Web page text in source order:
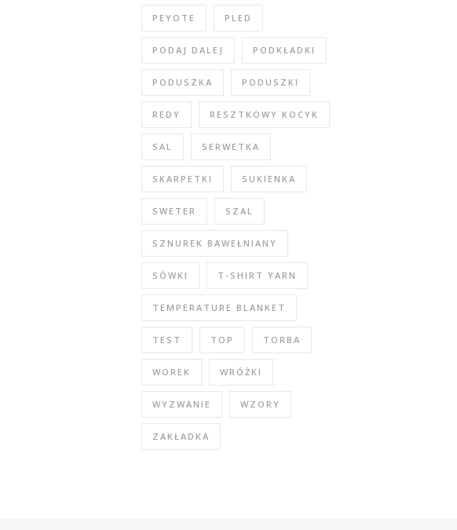
PEYOTE PLED
PODAJ DALEJ PODKŁADKI
PODUSZKA PODUSZKI
REDY RESZTKOWY KOCYK
SAL SERWETKA
SKARPETKI SUKIENKA
SWETER SZAL
SZNUREK BAWEŁNIANY
SÓWKI T-SHIRT YARN
TEMPERATURE BLANKET
TEST TOP TORBA
WOREK WRÓŻKI
WYZWANIE WZORY
ZAKŁADKA